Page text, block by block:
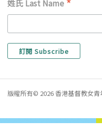
姓氏 Last Name *
版權所有© 2026 香港基督教女